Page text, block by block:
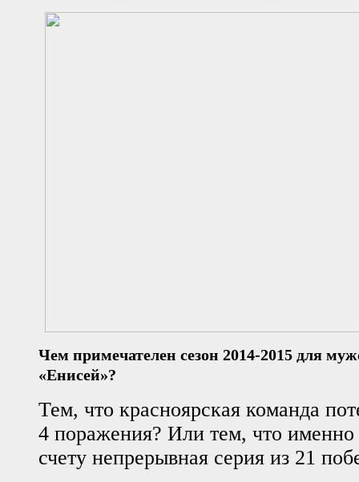
Чем примечателен сезон 2014-2015 для
«Енисей»?
Тем, что красноярская команда
4 поражения? Или тем, что именно
счету непрерывная серия из 21